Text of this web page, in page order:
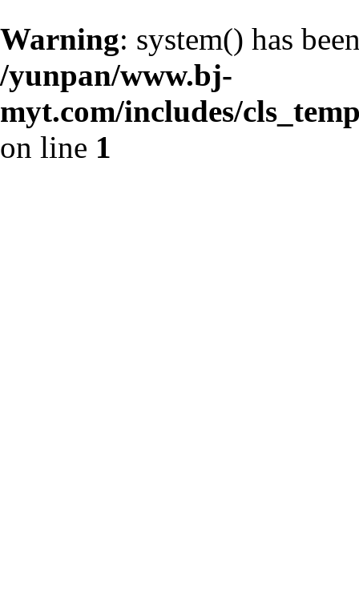
Warning: system() has
/yunpan/www.bj-
myt.com/includes/
on line 1